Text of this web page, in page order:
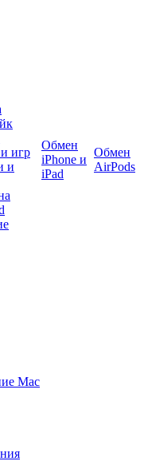
игр
и
Обмен
iPhone и
iPad
Обмен
AirPods
Mac